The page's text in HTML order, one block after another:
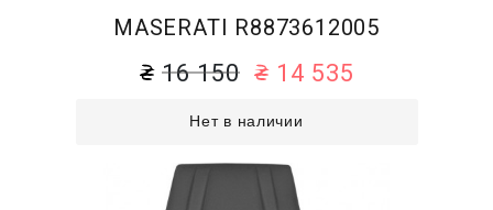
MASERATI R8873612005
16 150 14 535
Нет в наличии